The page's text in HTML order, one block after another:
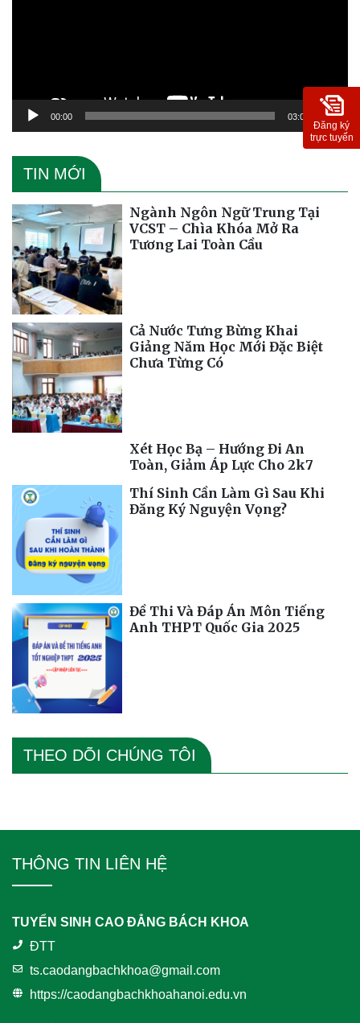
00:00 03:09
TIN MỚI
Ngành Ngôn Ngữ Trung Tại
VCST – Chìa Khóa Mở Ra
Tương Lai Toàn Cầu
Cả Nước Tưng Bừng Khai
Giảng Năm Học Mới Đặc Biệt
Chưa Từng Có
Xét Học Bạ – Hướng Đi An
Toàn, Giảm Áp Lực Cho 2k7
Thí Sinh Cần Làm Gì Sau Khi
Đăng Ký Nguyện Vọng?
Đề Thi Và Đáp Án Môn Tiếng
Anh THPT Quốc Gia 2025
THEO DÕI CHÚNG TÔI
THÔNG TIN LIÊN HỆ
TUYỂN SINH CAO ĐẲNG BÁCH KHOA
ĐTT
ts.caodangbachkhoa@gmail.com
https://caodangbachkhoahanoi.edu.vn
Đăng ký
trực tuyến